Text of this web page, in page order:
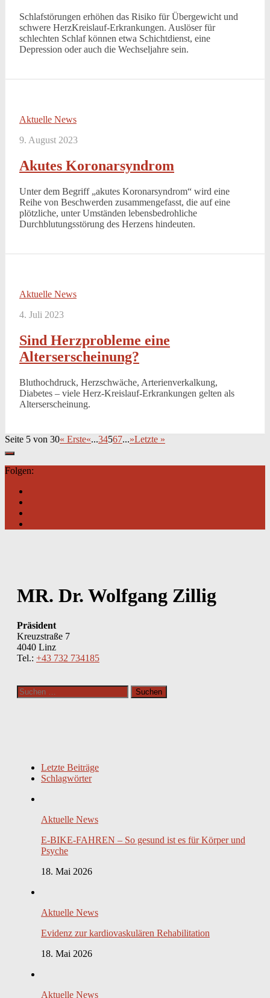
Schlafstörungen erhöhen das Risiko für Übergewicht und
schwere HerzKreislauf-Erkrankungen. Auslöser für
schlechten Schlaf können etwa Schichtdienst, eine
Depression oder auch die Wechseljahre sein.
Aktuelle News
9. August 2023
Akutes Koronarsyndrom
Unter dem Begriff „akutes Koronarsyndrom“ wird eine
Reihe von Beschwerden zusammengefasst, die auf eine
plötzliche, unter Umständen lebensbedrohliche
Durchblutungsstörung des Herzens hindeuten.
Aktuelle News
4. Juli 2023
Sind Herzprobleme eine
Alterserscheinung?
Bluthochdruck, Herzschwäche, Arterienverkalkung,
Diabetes – viele Herz-Kreislauf-Erkrankungen gelten als
Alterserscheinung.
Seite 5 von 30« Erste«...34567...»Letzte »
Folgen:
MR. Dr. Wolfgang Zillig
Präsident
Kreuzstraße 7
4040 Linz
Tel.: +43 732 734185
Suchen
nach:
Letzte Beiträge
Schlagwörter
Aktuelle News
E-BIKE-FAHREN – So gesund ist es für Körper und
Psyche
18. Mai 2026
Aktuelle News
Evidenz zur kardiovaskulären Rehabilitation
18. Mai 2026
Aktuelle News